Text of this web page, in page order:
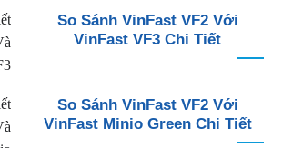
So Sánh VinFast VF2 Với
VinFast VF3 Chi Tiết
So Sánh VinFast VF2 Với
VinFast Minio Green Chi Tiết